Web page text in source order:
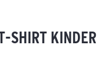
SHIRT KINDER